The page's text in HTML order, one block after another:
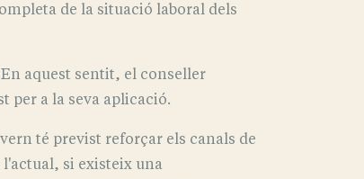
de la situació laboral dels
aquest sentit, el conseller
per a la seva aplicació.
té previst reforçar els canals de
si existeix una